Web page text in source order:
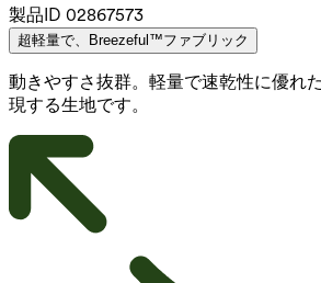
製品ID 02867573
超軽量で、Breezeful™ファブリック
動きやすさ抜群。軽量で速乾性に優れ
現する生地です。